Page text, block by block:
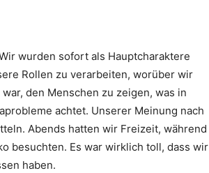
wurden sofort als Hauptcharaktere
Rollen zu verarbeiten, worüber wir
den Menschen zu zeigen, was in
achtet. Unserer Meinung nach
Abends hatten wir Freizeit, während
besuchten. Es war wirklich toll, dass wir
haben.